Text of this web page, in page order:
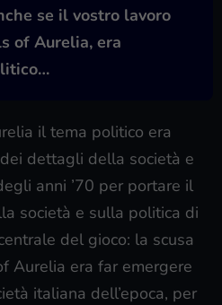
se il vostro lavoro
of Aurelia, era
il tema politico era
dettagli della società e
anni ’70 per portare il
società e sulla politica di
del gioco: la scusa
Aurelia era far emergere
italiana dell’epoca, per